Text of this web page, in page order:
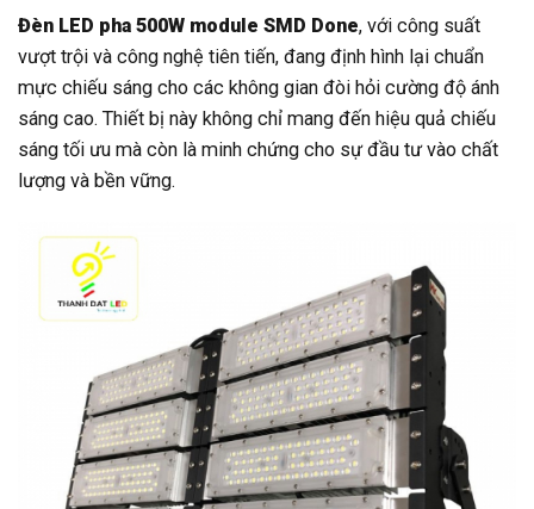
Đèn LED pha 500W module SMD Done, với công suất
vượt trội và công nghệ tiên tiến, đang định hình lại chuẩn
mực chiếu sáng cho các không gian đòi hỏi cường độ ánh
sáng cao. Thiết bị này không chỉ mang đến hiệu quả chiếu
sáng tối ưu mà còn là minh chứng cho sự đầu tư vào chất
lượng và bền vững.